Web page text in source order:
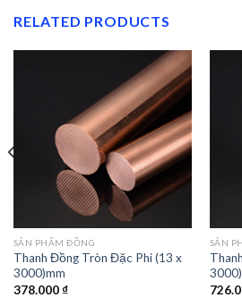
RELATED PRODUCTS
SẢN PHẨM ĐỒNG
Thanh Đồng Tròn Đặc Phi (13 x
3000)mm
378.000₫
SẢN